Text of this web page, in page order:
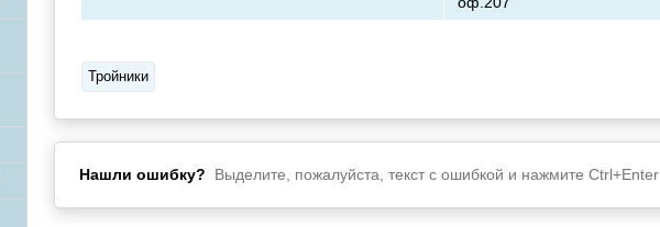
Тройники
Нашли ошибку? Выделите, пожалуйста, текст с ошибкой и нажмите Ctrl+Enter